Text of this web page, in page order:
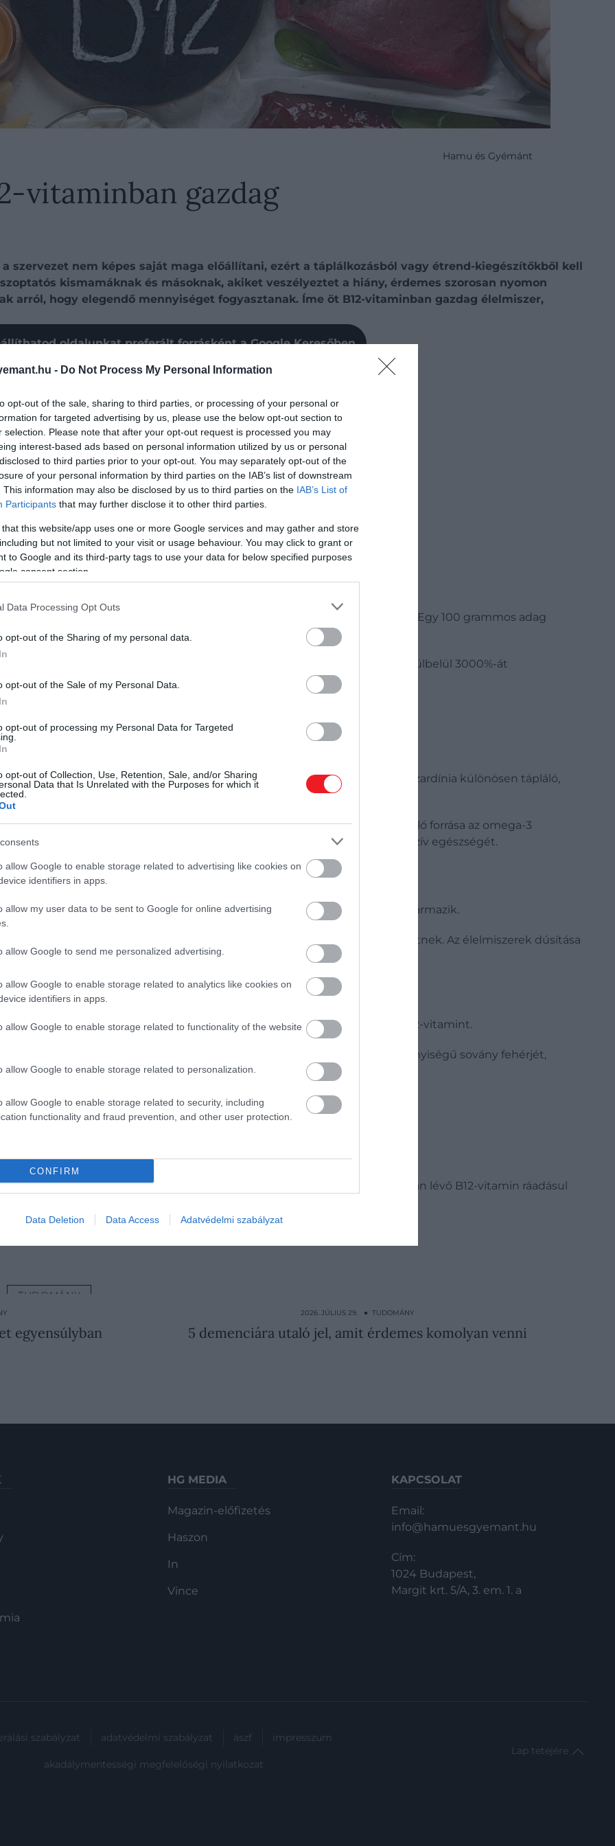
- Do Not Process My Personal Information
opt-out of the sale, sharing to third parties, or processing of your personal or
for targeted advertising by us, please use the below opt-out section to
selection. Please note that after your opt-out request is processed you may
interest-based ads based on personal information utilized by us or personal
to third parties prior to your opt-out. You may separately opt-out of the
of your personal information by third parties on the IAB’s list of downstream
This information may also be disclosed by us to third parties on the IAB’s List of
Participants that may further disclose it to other third parties.
that this website/app uses one or more Google services and may gather and store
but not limited to your visit or usage behaviour. You may click to grant or
to Google and its third-party tags to use your data for below specified purposes
consent section.
Data Processing Opt Outs
opt-out of the Sharing of my personal data.
opt-out of the Sale of my Personal Data.
opt-out of processing my Personal Data for Targeted
opt-out of Collection, Use, Retention, Sale, and/or Sharing
Data that Is Unrelated with the Purposes for which it
allow Google to enable storage related to advertising like cookies on
identifiers in apps.
allow my user data to be sent to Google for online advertising
allow Google to send me personalized advertising.
allow Google to enable storage related to analytics like cookies on
identifiers in apps.
allow Google to enable storage related to functionality of the website
allow Google to enable storage related to personalization.
allow Google to enable storage related to security, including
functionality and fraud prevention, and other user protection.
CONFIRM
Data Deletion Data Access Adatvédelmi szabályzat
Hamu és Gyémánt
vitaminban gazdag
szervezet nem képes saját maga előállítani, ezért a táplálkozásból vagy étrend-kiegészítőkből kell
kismamáknak és másoknak, akiket veszélyeztet a hiány, érdemes szorosan nyomon
arról, hogy elegendő mennyiséget fogyasztanak. Íme öt B12-vitaminban gazdag élelmiszer,
oldalunkat preferált forrásként a Google Keresőben
tartoznak. A máj és a vese, különösen a bárányé, B12-vitaminban gazdag. Egy 100 grammos adag
magas, 3571%-át biztosítja.
mint a marha- vagy borjúmáj, az utóbbi kettő még mindig a DV körülbelül 3000%-át
A- és B2-vitamin-tartalommal rendelkezik.
vízben, olajban vagy szószban tartósítva árulják, de frissen is kapható. A szardínia különösen tápláló,
tartalmaz.
a B12-vitamin napi szükségletének 554%-át biztosítja. Ezenkívül kiváló forrása az omega-3
előnnyel járnak, például csökkentik a gyulladást és javítják a szív egészségét.
és vegánok számára, mivel szintetikusan készült, és nem állati forrásból származik.
ajánlott, a dúsított gabonafélék jó B-vitamin-, különösen B12-forrás lehetnek. Az élelmiszerek dúsítása
benne az élelmiszerben.
vitaminokat és ásványi anyagokat. Nagy koncentrációban tartalmaz B12-vitamint.
DV-értékének 453%-át tartalmazza, ám ugyanez az adagméret jó mennyiségű sovány fehérjét,
a B-vitaminoknak, különösen a B2-nek és a B12-nek.
46%-át, valamint a B2-vitamin DV-értékének 39%-át biztosítja.
B12-vitamin-tartalommal rendelkezik, mint a tojásfehérje. A tojássárgájában lévő B12-vitamin ráadásul
a fehérje helyett.
D-vitaminhoz is hozzájuthatunk.
TUDOMÁNY
egyensúlyban
2026. JÚLIUS 29. ● TUDOMÁNY
5 demenciára utaló jel, amit érdemes komolyan venni
HG MEDIA
Magazin-előfizetés
Haszon
In
Vince
KAPCSOLAT
Email:
info@hamuesgyemant.hu
Cím:
1024 Budapest,
Margit krt. 5/A, 3. em. 1. a
szabályzat adatvédelmi szabályzat ászf impresszum
akadálymentességi megfelelőségi nyilatkozat
Lap tetejére